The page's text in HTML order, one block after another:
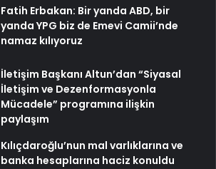
Fatih Erbakan: Bir yanda ABD, bir
yanda YPG biz de Emevi Camii’nde
namaz kılıyoruz
İletişim Başkanı Altun’dan “Siyasal
İletişim ve Dezenformasyonla
Mücadele” programına ilişkin
paylaşım
Kılıçdaroğlu’nun mal varlıklarına ve
banka hesaplarına haciz konuldu